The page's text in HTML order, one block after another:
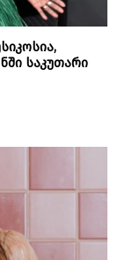
საკუთარი